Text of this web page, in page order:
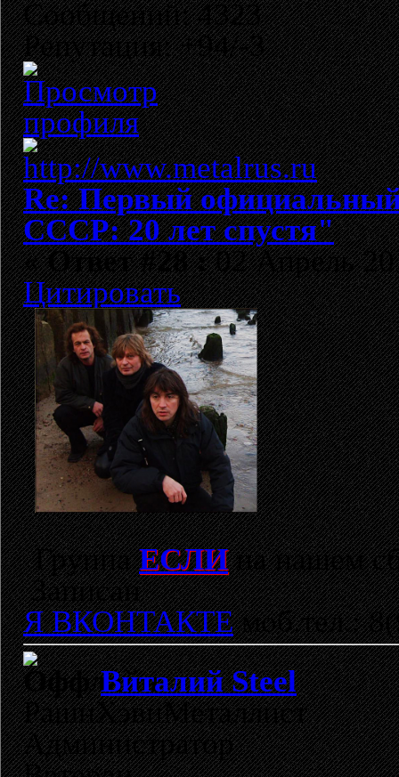
Сообщений: 4323
Репутация: +94/-3
Re: Первый
СССР: 20 лет спустя"
«Ответ #28 :02 Апрель
Цитировать
ГруппаЕСЛИна нашем
Записан
Я ВКОНТАКТЕмоб.тел.:
Виталий Steel
РашнХэвиМеталлист
Администратор